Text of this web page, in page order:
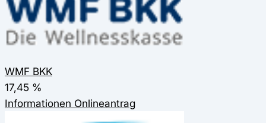
WMF BKK
17,45 %
Informationen Onlineantrag